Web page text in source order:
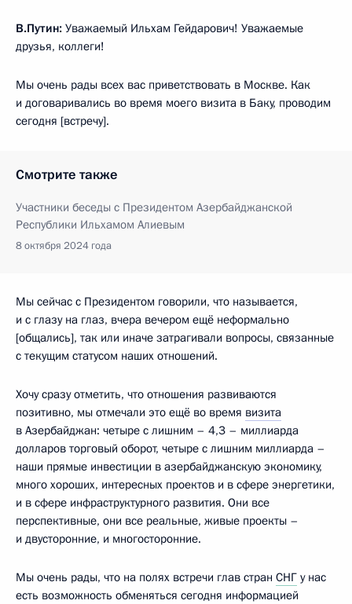
В.Путин: Уважаемый Ильхам Гейдарович! Уважаемые
друзья, коллеги!
Мы очень рады всех вас приветствовать в Москве. Как
и договаривались во время моего визита в Баку, проводим
сегодня [встречу].
Смотрите также
Участники беседы с Президентом Азербайджанской
Республики Ильхамом Алиевым
8 октября 2024 года
Мы сейчас с Президентом говорили, что называется,
и с глазу на глаз, вчера вечером ещё неформально
[общались], так или иначе затрагивали вопросы, связанные
с текущим статусом наших отношений.
Хочу сразу отметить, что отношения развиваются
позитивно, мы отмечали это ещё во время визита
в Азербайджан: четыре с лишним – 4,3 – миллиарда
долларов торговый оборот, четыре с лишним миллиарда –
наши прямые инвестиции в азербайджанскую экономику,
много хороших, интересных проектов и в сфере энергетики,
и в сфере инфраструктурного развития. Они все
перспективные, они все реальные, живые проекты –
и двусторонние, и многосторонние.
Мы очень рады, что на полях встречи глав стран СНГ у нас
есть возможность обменяться сегодня информацией